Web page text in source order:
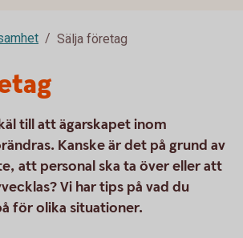
Sälja företag
till att ägarskapet inom
Kanske är det på grund av
att personal ska ta över eller att
Vi har tips på vad du
för olika situationer.